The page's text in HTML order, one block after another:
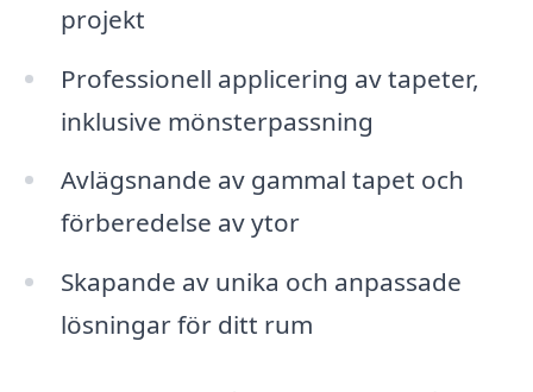
projekt
Professionell applicering av tapeter,
inklusive mönsterpassning
Avlägsnande av gammal tapet och
förberedelse av ytor
Skapande av unika och anpassade
lösningar för ditt rum